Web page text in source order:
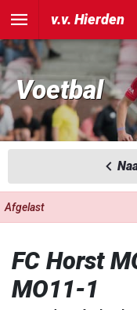
v.v. Hierden
Voetbal
Afgelast
FC Horst
MO11-1